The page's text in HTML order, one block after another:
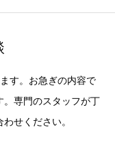
す。お急ぎの内容で
。専門のスタッフが丁
せください。